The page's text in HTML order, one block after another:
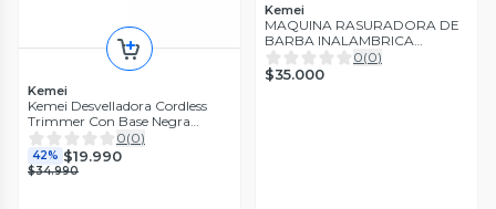
Kemei
Kemei Desvelladora Cordless
Trimmer Con Base Negra
KM2299
0(0)
42% $19.990
$34.990
Kemei
MAQUINA RASURADORA DE
BARBA INALAMBRICA
DESVELLADORA KEMEI 2026
0(0)
$35.000